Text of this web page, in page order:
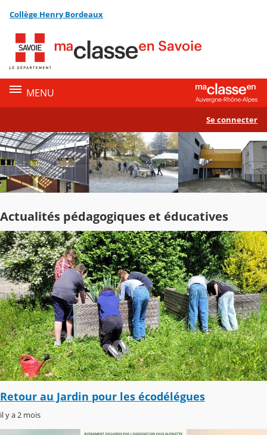
Contenu
Collège Henry Bordeaux
MENU
Se connecter
Actualités pédagogiques et éducatives
Retour au Jardin pour les écodélégues
il y a 2 mois